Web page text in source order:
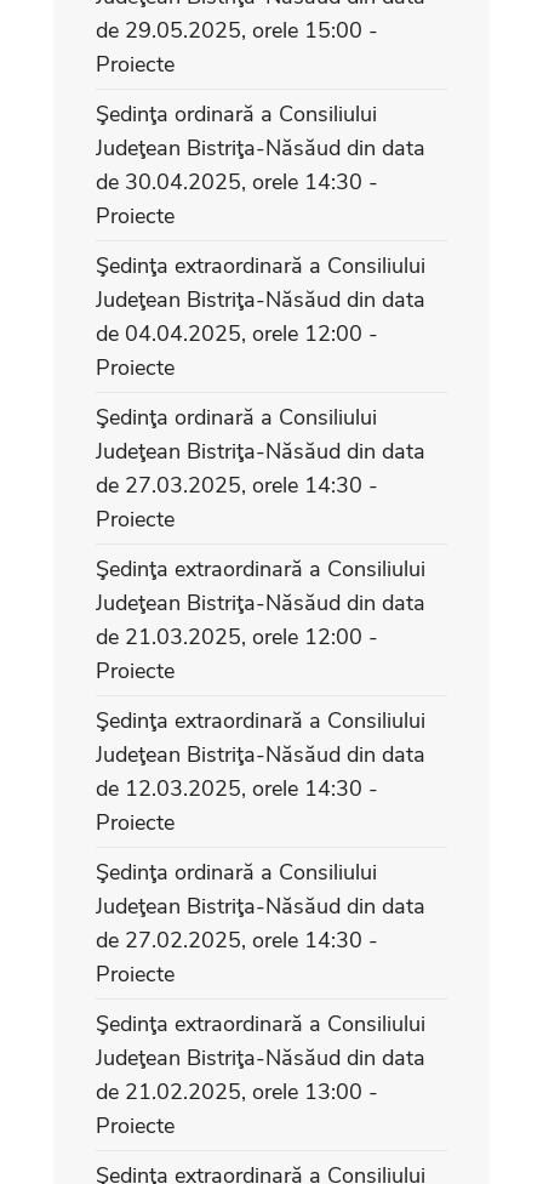
de 29.05.2025, orele 15:00 -
Proiecte
Şedinţa ordinară a Consiliului
Judeţean Bistriţa-Năsăud din data
de 30.04.2025, orele 14:30 -
Proiecte
Şedinţa extraordinară a Consiliului
Judeţean Bistriţa-Năsăud din data
de 04.04.2025, orele 12:00 -
Proiecte
Şedinţa ordinară a Consiliului
Judeţean Bistriţa-Năsăud din data
de 27.03.2025, orele 14:30 -
Proiecte
Şedinţa extraordinară a Consiliului
Judeţean Bistriţa-Năsăud din data
de 21.03.2025, orele 12:00 -
Proiecte
Şedinţa extraordinară a Consiliului
Judeţean Bistriţa-Năsăud din data
de 12.03.2025, orele 14:30 -
Proiecte
Şedinţa ordinară a Consiliului
Judeţean Bistriţa-Năsăud din data
de 27.02.2025, orele 14:30 -
Proiecte
Şedinţa extraordinară a Consiliului
Judeţean Bistriţa-Năsăud din data
de 21.02.2025, orele 13:00 -
Proiecte
Şedinţa extraordinară a Consiliului